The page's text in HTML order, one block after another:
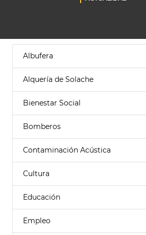
Albufera
Alquería de Solache
Bienestar Social
Bomberos
Contaminación Acústica
Cultura
Educación
Empleo